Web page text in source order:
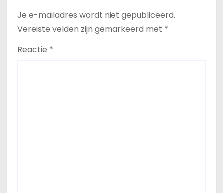
Je e-mailadres wordt niet gepubliceerd.
Vereiste velden zijn gemarkeerd met *
Reactie *